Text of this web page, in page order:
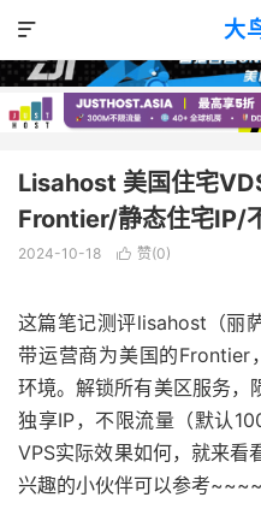
大

VPS评测
Lisahost 美国住宅
Frontier/静态住宅IP/
2024-10-18  赞(0)
这篇笔记测评lisahost（丽
带运营商为美国的Frontier
环境。解锁所有美区服务，
独享IP，不限流量（默认
VPS实际效果如何，就来看
兴趣的小伙伴可以参考